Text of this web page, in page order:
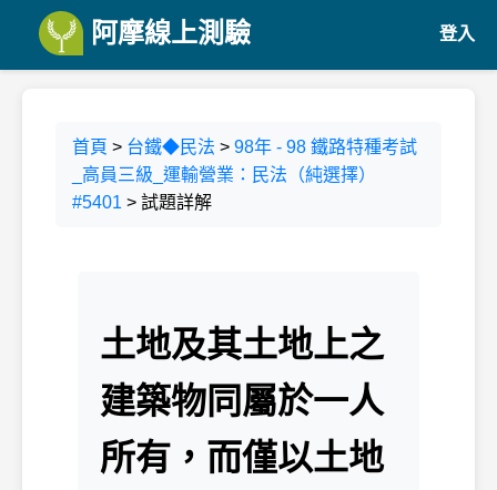
阿摩線上測驗 登入
首頁 > 台鐵◆民法 > 98年 - 98 鐵路特種考試
_高員三級_運輸營業：民法（純選擇）
#5401 > 試題詳解
土地及其土地上之
建築物同屬於一人
所有，而僅以土地